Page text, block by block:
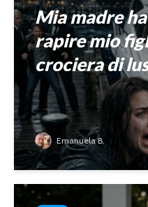
Mia madre
rapire mio
crociera di
Emanuela B.